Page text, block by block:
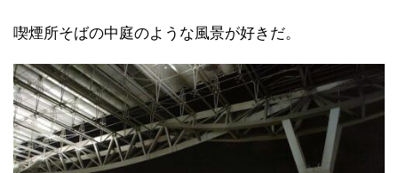
喫煙所そばの中庭のような風景が好きだ。